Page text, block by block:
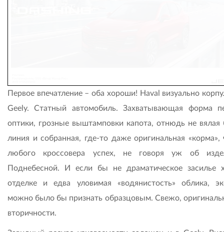
Первое впечатление – оба хороши! Haval визуально
Geely. Статный автомобиль. Захватывающая форма
оптики, грозные выштамповки капота, отнюдь не вялая
линия и собранная, где-то даже оригинальная «корма»,
любого кроссовера успех, не говоря уж об
Поднебесной. И если бы не драматическое засилье
отделке и едва уловимая «водянистость» облика,
можно было бы признать образцовым. Свежо,
вторичности.